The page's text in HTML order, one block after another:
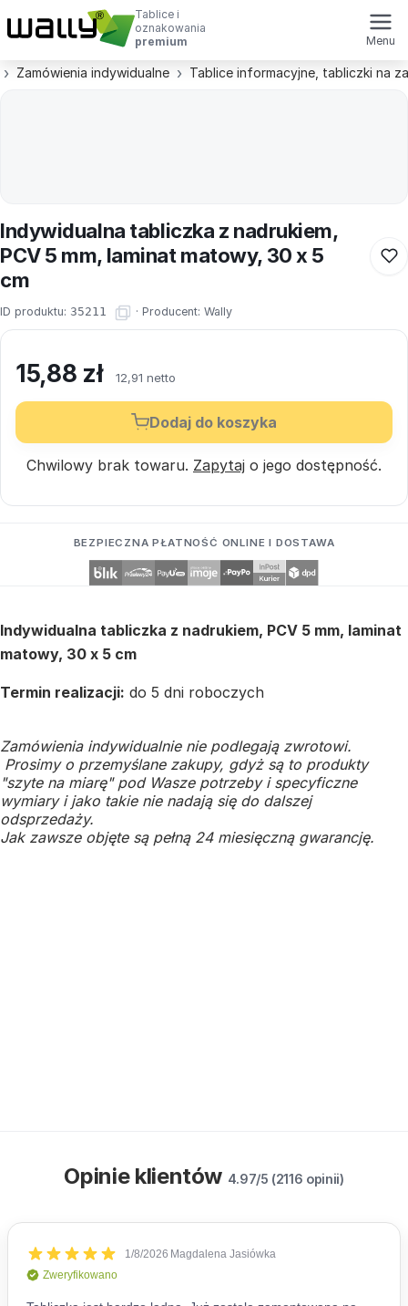
Tablice i
oznakowania
premium
Menu
Zamówienia indywidualne Tablice informacyjne, tabliczki na
Indywidualna tabliczka z nadrukiem,
PCV 5 mm, laminat matowy, 30 x 5
cm
ID produktu: 35211 · Producent: Wally
15,88 zł 12,91 netto
Dodaj do koszyka
Chwilowy brak towaru. Zapytaj o jego dostępność.
BEZPIECZNA PŁATNOŚĆ ONLINE I DOSTAWA
Indywidualna tabliczka z nadrukiem, PCV 5 mm, laminat
matowy, 30 x 5 cm
Termin realizacji: do 5 dni roboczych
Zamówienia indywidualnie nie podlegają zwrotowi.
Prosimy o przemyślane zakupy, gdyż są to produkty
"szyte na miarę" pod Wasze potrzeby i specyficzne
wymiary i jako takie nie nadają się do dalszej
odsprzedaży.
Jak zawsze objęte są pełną 24 miesięczną gwarancję.
Opinie klientów 4.97/5 (2116 opinii)